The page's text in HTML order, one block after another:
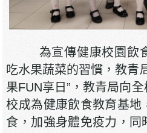
為宣傳健康校園飲食
吃水果蔬菜的習慣，教青
果FUN享日”，教青局向
校成為健康飲食教育基地
食，加強身體免疫力，同